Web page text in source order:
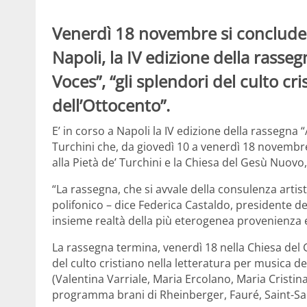
Venerdì 18 novembre si
Napoli, la IV edizione della
Voces”, “gli splendori del culto
dell’Ottocento”.
E’ in corso a Napoli la IV edizione della rassegna
Turchini che, da giovedì 10 a venerdì 18
alla Pietà de’ Turchini e la Chiesa del Gesù
“La rassegna, che si avvale della consulenza
polifonico – dice Federica Castaldo, presidente
insieme realtà della più eterogenea provenienza
La rassegna termina, venerdì 18 nella Chiesa del
del culto cristiano nella letteratura per musica
(Valentina Varriale, Maria Ercolano, Maria
programma brani di Rheinberger, Fauré, Saint-